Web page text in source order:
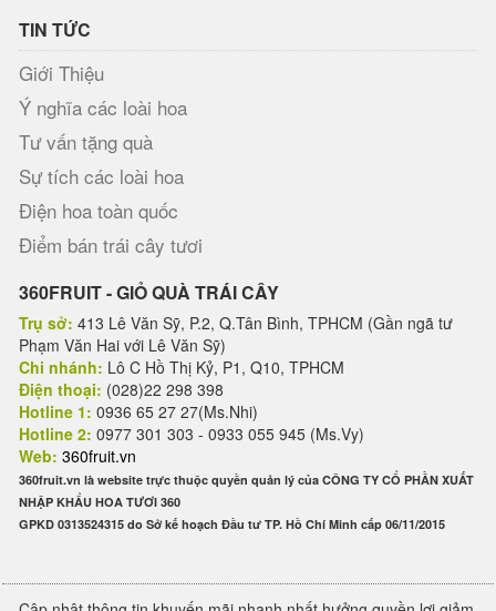
TIN TỨC
Giới Thiệu
Ý nghĩa các loài hoa
Tư vấn tặng quà
Sự tích các loài hoa
Điện hoa toàn quốc
Điểm bán trái cây tươi
360FRUIT - GIỎ QUÀ TRÁI CÂY
Trụ sở: 413 Lê Văn Sỹ, P.2, Q.Tân Bình, TPHCM (Gần ngã tư
Phạm Văn Hai với Lê Văn Sỹ)
Chi nhánh: Lô C Hồ Thị Kỷ, P1, Q10, TPHCM
Điện thoại: (028)22 298 398
Hotline 1: 0936 65 27 27(Ms.Nhi)
Hotline 2: 0977 301 303 - 0933 055 945 (Ms.Vy)
Web: 360fruit.vn
360fruit.vn là website trực thuộc quyền quản lý của CÔNG TY CỔ PHẦN XUẤT
NHẬP KHẨU HOA TƯƠI 360
GPKD 0313524315 do Sở kế hoạch Đầu tư TP. Hồ Chí Minh cấp 06/11/2015